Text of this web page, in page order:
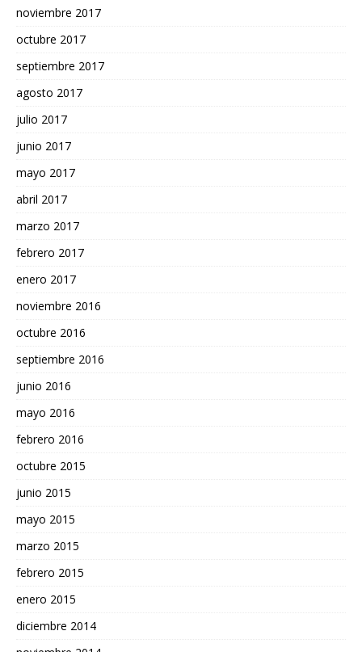
noviembre 2017
octubre 2017
septiembre 2017
agosto 2017
julio 2017
junio 2017
mayo 2017
abril 2017
marzo 2017
febrero 2017
enero 2017
noviembre 2016
octubre 2016
septiembre 2016
junio 2016
mayo 2016
febrero 2016
octubre 2015
junio 2015
mayo 2015
marzo 2015
febrero 2015
enero 2015
diciembre 2014